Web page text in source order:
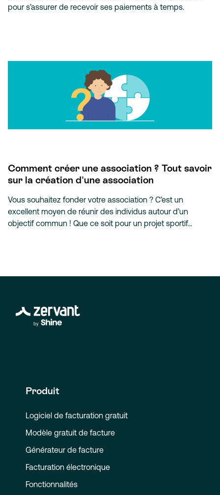
pour s’assurer de recevoir ses paiements à temps.
Comment créer une association ? Tout savoir
sur la création d'une association
Vous souhaitez fonder votre association ? C’est un
excellent moyen de réunir des individus autour d’un
objectif commun ! Que ce soit pour un projet sportif…
Produit
Logiciel de facturation gratuit
Modèle gratuit de facture
Générateur de facture
Facturation électronique
Fonctionnalités